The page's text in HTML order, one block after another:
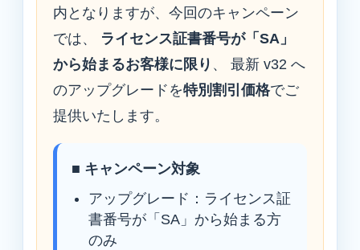
内となりますが、今回のキャンペーン
では、
ライセンス証書番号が「SA」
から始まるお客様に限り 、 最新 v32 へ
のアップグレードを特別割引価格でご
提供いたします。
■ キャンペーン対象
アップグレード：ライセンス証
書番号が「SA」から始まる方
のみ